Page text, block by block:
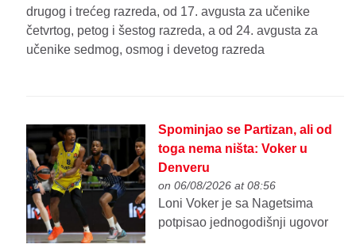
drugog i trećeg razreda, od 17. avgusta za učenike
četvrtog, petog i šestog razreda, a od 24. avgusta za
učenike sedmog, osmog i devetog razreda
Spominjao se Partizan, ali od
toga nema ništa: Voker u
Denveru
on 06/08/2026 at 08:56
Loni Voker je sa Nagetsima
potpisao jednogodišnji ugovor